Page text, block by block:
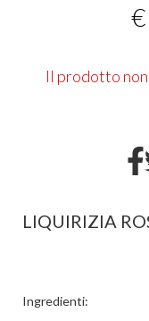
€
Il prodotto
LIQUIRIZIA
Ingredienti: